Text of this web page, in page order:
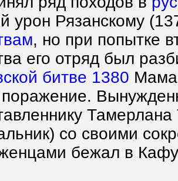
урон Рязанскому
, но при попытке
его отряд был
битве 1380
Тамерлана
со своими
бежал в